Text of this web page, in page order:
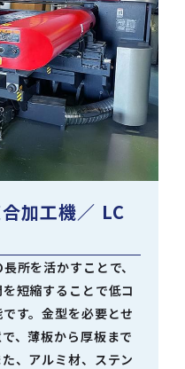
加工機／ LC
所を活かすことで、
短縮することで低コ
す。金型を必要とせ
、薄板から厚板まで
、アルミ材、ステン